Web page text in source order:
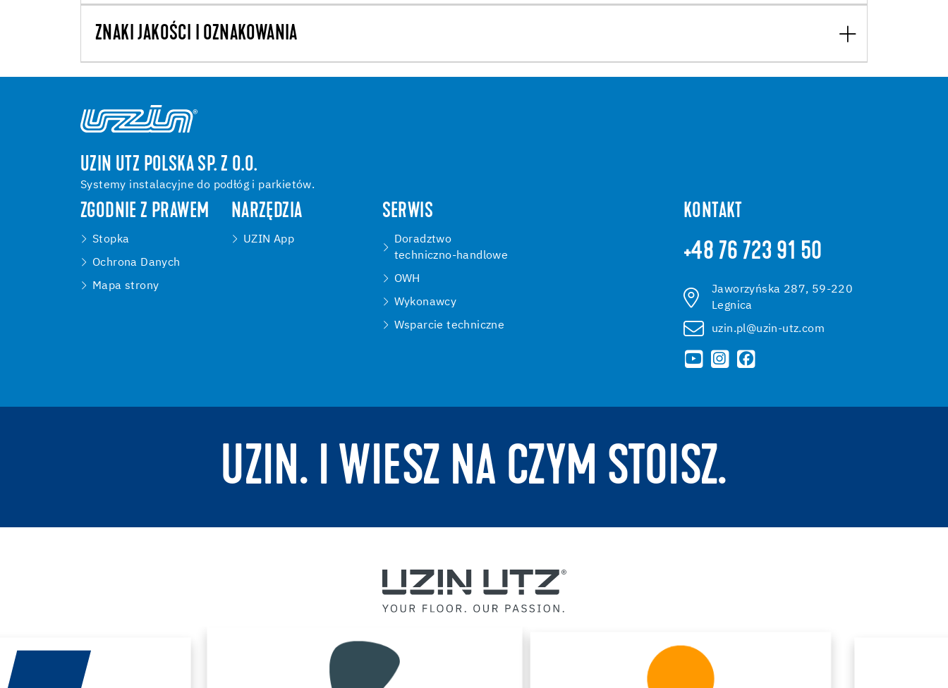
ZNAKI JAKOŚCI I OZNAKOWANIA
UZIN UTZ POLSKA SP. Z O.O.
Systemy instalacyjne do podłóg i parkietów.
ZGODNIE Z PRAWEM
Stopka
Ochrona Danych
Mapa strony
NARZĘDZIA
UZIN App
SERWIS
Doradztwo
techniczno-handlowe
OWH
Wykonawcy
Wsparcie techniczne
KONTAKT
+48 76 723 91 50
Jaworzyńska 287, 59-220
Legnica
uzin.pl@uzin-utz.com
UZIN. I WIESZ NA CZYM STOISZ.